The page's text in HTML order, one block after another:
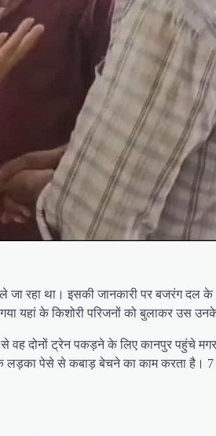
रहा था। इसकी जानकारी पर बजरंग दल के
यहां के किशोरी परिजनों को बुलाकर उस उनके
वह दोनों ट्रेन पकड़ने के लिए कानपुर पहुंचे
लड़का पेसे से कबाड़ बेचने का काम करता